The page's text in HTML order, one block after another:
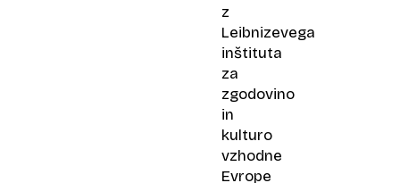
z
Leibnizevega
inštituta
za
zgodovino
in
kulturo
vzhodne
Evrope